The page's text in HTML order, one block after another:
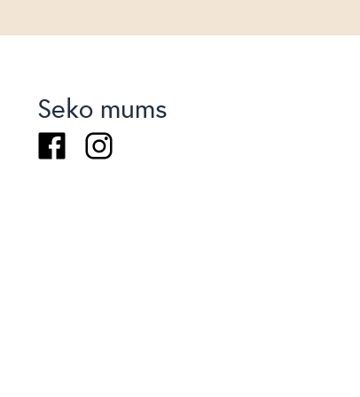
Seko mums
FacebookInstagram